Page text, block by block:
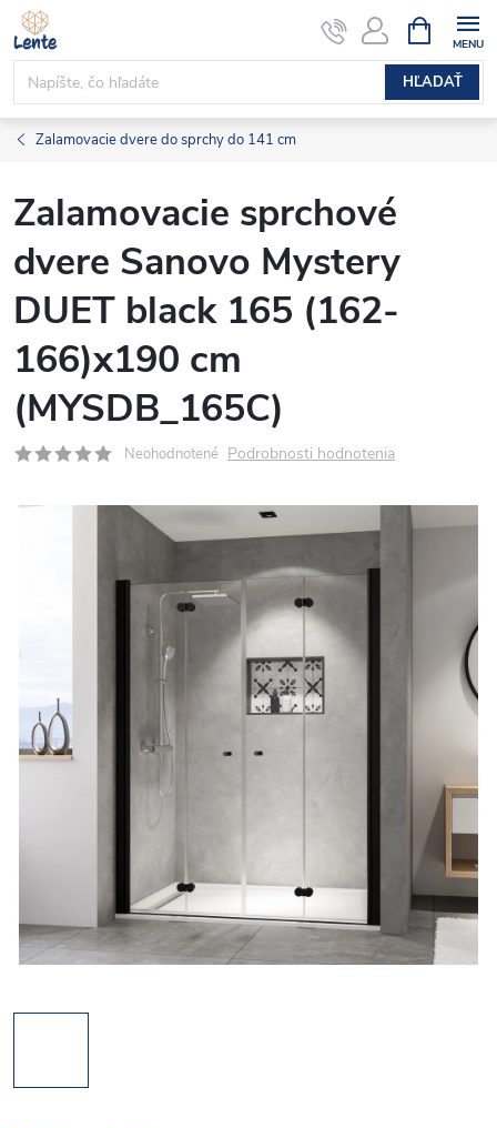
Prejsť
na
obsah
HĽADAŤ
KOŠÍK
Zalamovacie dvere do sprchy do 141 cm
Zalamovacie sprchové
dvere Sanovo Mystery
DUET black 165 (162-
166)x190 cm
(MYSDB_165C)
Neohodnotené Podrobnosti hodnotenia